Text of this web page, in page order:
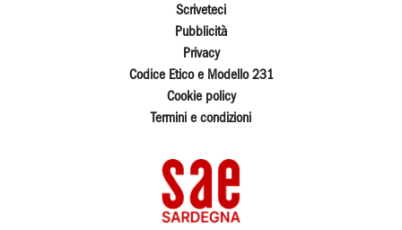
Scriveteci
Pubblicità
Privacy
Codice Etico e Modello 231
Cookie policy
Termini e condizioni